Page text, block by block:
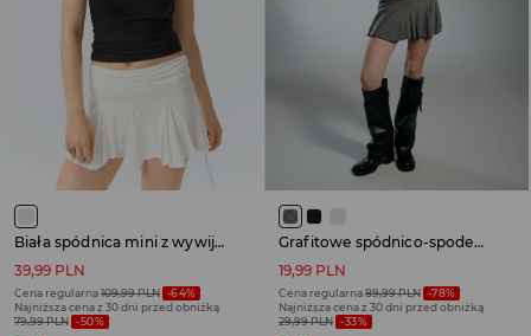
Biała spódnica mini z wywijanym pasem i wszytymi spodenkami
39,99 PLN
Cena regularna109,99 PLN -64%
Najniższa cena z 30 dni przed obniżką
79,99 PLN -50%
Grafitowe spódnico-spodenki z marszczonym wywijanym pasem
19,99 PLN
Cena regularna89,99 PLN -78%
Najniższa cena z 30 dni przed obniżką
29,99 PLN -33%